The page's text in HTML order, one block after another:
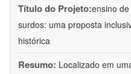
Título do Projeto:ensino
surdos: uma proposta
histórica
Resumo: Localizado em